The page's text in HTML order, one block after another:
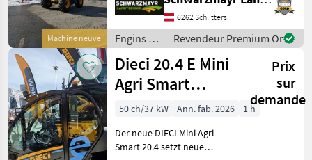
Machine neuve
Tonnen - mit Hubhöhe 9, 8
Meter - mit 150PS 4 Zylinder
JCB Dieselmax Common
Rail (bis 2000b
6262 Schlitters
Engins de
chantier /
JCB
Revendeur Premium Or
Dieci 20.4 E Mini
Agri Smart
ELEKTRO
Teleskoplader
TOP
Prix
sur
demande
50 ch/37 kW Ann. fab. 2026
1 h
Der neue DIECI Mini Agri
Smart 20.4 setzt neue